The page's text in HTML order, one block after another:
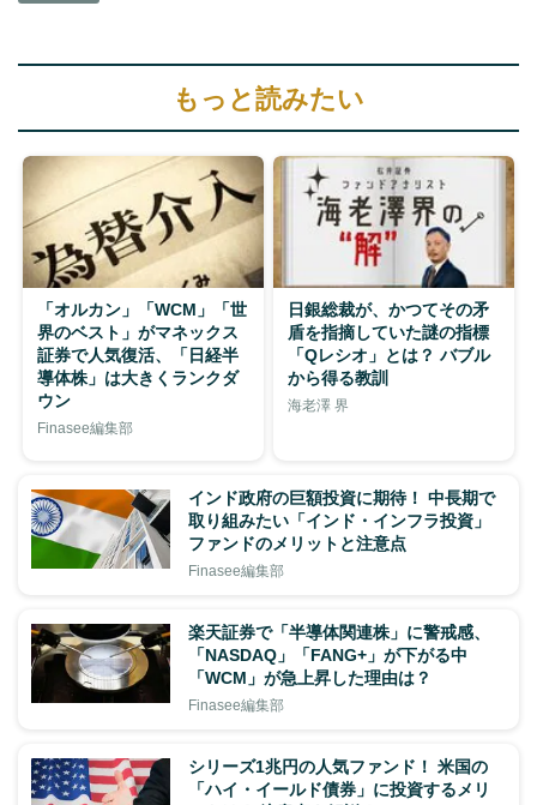
もっと読みたい
「オルカン」「WCM」「世
界のベスト」がマネックス
証券で人気復活、「日経半
導体株」は大きくランクダ
ウン
Finasee編集部
日銀総裁が、かつてその矛
盾を指摘していた謎の指標
「Qレシオ」とは？ バブル
から得る教訓
海老澤 界
インド政府の巨額投資に期待！ 中長期で
取り組みたい「インド・インフラ投資」
ファンドのメリットと注意点
Finasee編集部
楽天証券で「半導体関連株」に警戒感、
「NASDAQ」「FANG+」が下がる中
「WCM」が急上昇した理由は？
Finasee編集部
シリーズ1兆円の人気ファンド！ 米国の
「ハイ・イールド債券」に投資するメリ